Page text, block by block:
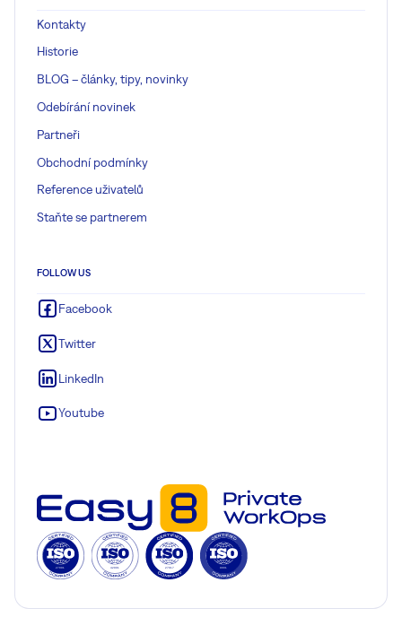
Kontakty
Historie
BLOG – články, tipy, novinky
Odebírání novinek
Partneři
Obchodní podmínky
Reference uživatelů
Staňte se partnerem
FOLLOW US
Facebook
Twitter
LinkedIn
Youtube